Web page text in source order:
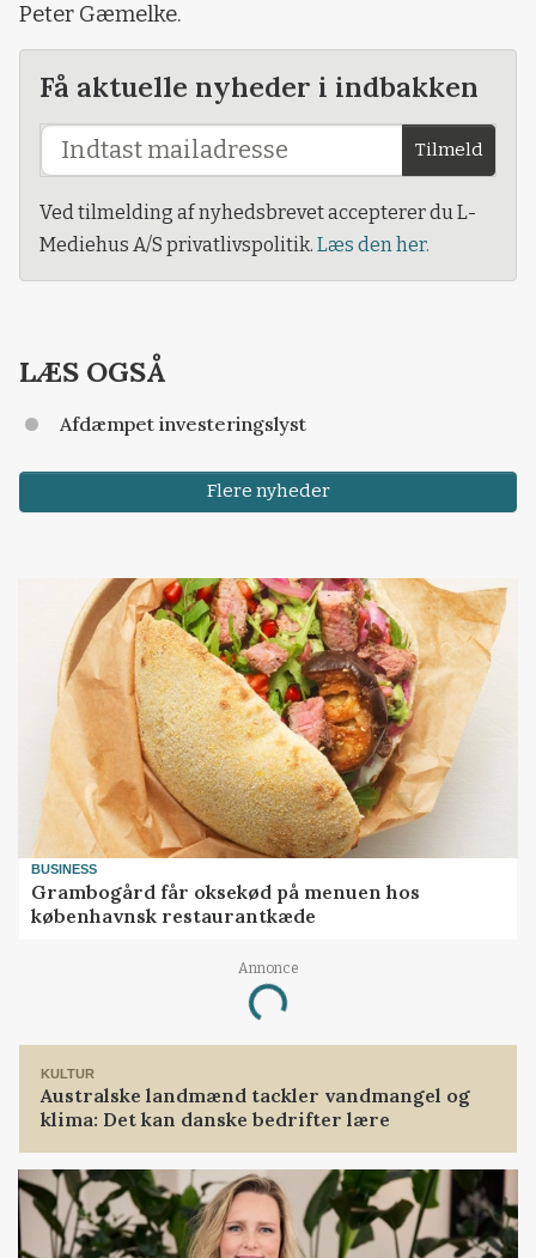
Peter Gæmelke.
Få aktuelle nyheder i indbakken
Tilmeld
Ved tilmelding af nyhedsbrevet accepterer du L-
Mediehus A/S privatlivspolitik. Læs den her.
LÆS OGSÅ
Afdæmpet investeringslyst
Flere nyheder
BUSINESS
Grambogård får oksekød på menuen hos
københavnsk restaurantkæde
Annonce
Loading...
KULTUR
Australske landmænd tackler vandmangel og
klima: Det kan danske bedrifter lære